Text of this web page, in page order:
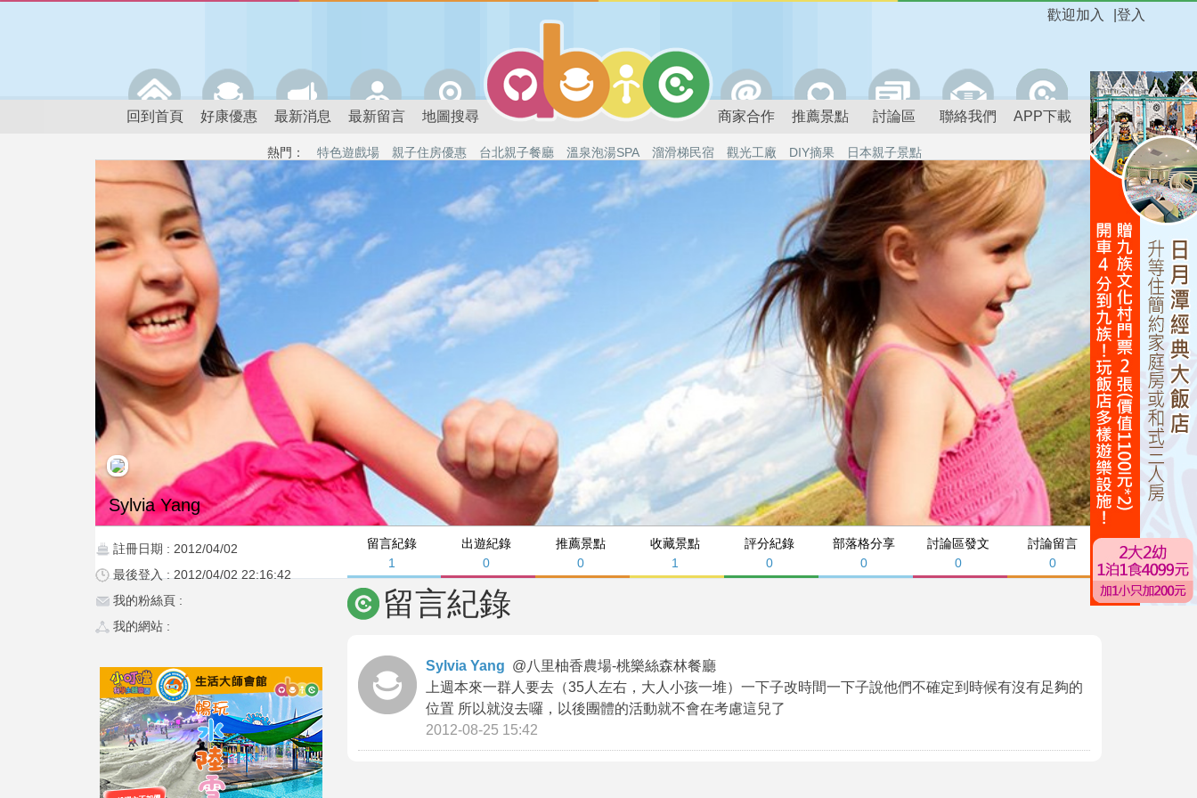
登入
歡迎加入
回到首頁 好康優惠 最新消息 最新留言 地圖搜尋 商家合作 推薦景點 討論區 聯絡我們 APP下載
熱門： 特色遊戲場 親子住房優惠 台北親子餐廳 溫泉泡湯SPA 溜滑梯民宿 觀光工廠 DIY摘果 日本親子景點
留言紀錄
1
出遊紀錄
0
推薦景點
0
收藏景點
1
評分紀錄
0
部落格分享
0
討論區發文
0
討論留言
0
Sylvia Yang
註冊日期 : 2012/04/02
最後登入 : 2012/04/02 22:16:42
我的粉絲頁 :
我的網站 :
留言紀錄
Sylvia Yang @八里柚香農場-桃樂絲森林餐廳
上週本來一群人要去（35人左右，大人小孩一堆）一下子改時間一下子說他們不確定到時候有沒有足夠的
位置 所以就沒去囉，以後團體的活動就不會在考慮這兒了
2012-08-25 15:42